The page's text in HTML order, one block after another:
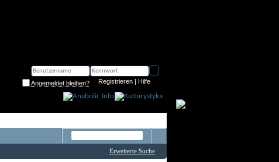
Angemeldet bleiben? Registrieren | Hilfe
Erweiterte Suche